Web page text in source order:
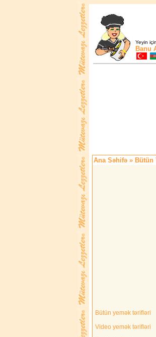
Yeyin
Banu
Ana Səhifə » Bütün
Bütün yemək tərifləri
Video yemək tərifləri